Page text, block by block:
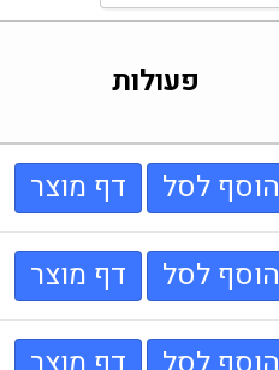
20 לכל עמודפעולות
דף מוצר הוסף לסל
דף מוצר הוסף לסל